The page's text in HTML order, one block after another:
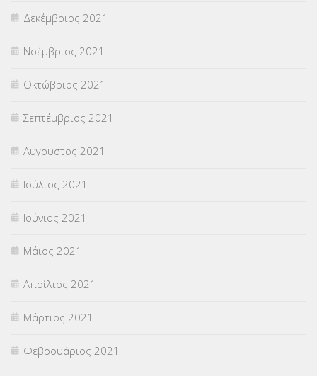
Δεκέμβριος 2021
Νοέμβριος 2021
Οκτώβριος 2021
Σεπτέμβριος 2021
Αύγουστος 2021
Ιούλιος 2021
Ιούνιος 2021
Μάιος 2021
Απρίλιος 2021
Μάρτιος 2021
Φεβρουάριος 2021